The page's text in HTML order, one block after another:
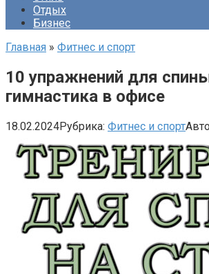
Отдых
Бизнес
Главная » Фитнес и спорт
10 упражнений для
гимнастика в офисе
18.02.2024Рубрика: Фитнес и спорт